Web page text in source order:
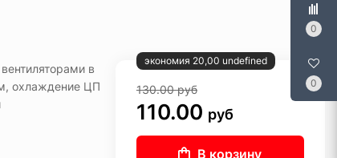
0
0
в
охлаждение ЦП
экономия 20,00 undefined
130.00руб
110.00 руб
В корзину